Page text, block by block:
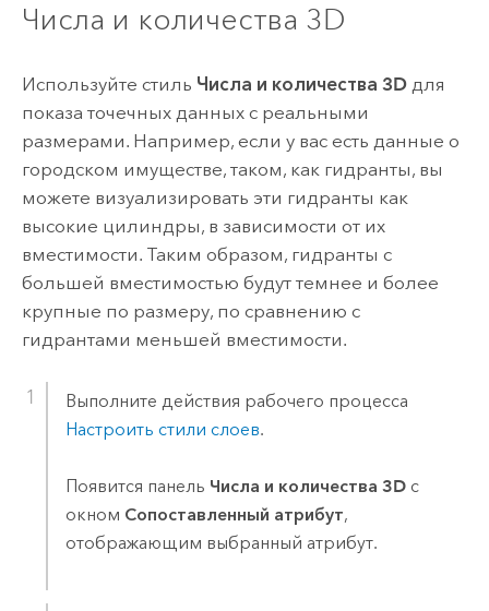
Числа и количества 3D
Используйте стиль Числа и количества 3Dдля
показа точечных данных с реальными
размерами. Например, если у вас есть данные о
городском имуществе, таком, как гидранты, вы
можете визуализировать эти гидранты как
высокие цилиндры, в зависимости от их
вместимости. Таким образом, гидранты с
большей вместимостью будут темнее и более
крупные по размеру, по сравнению с
гидрантами меньшей вместимости.
Выполните действия рабочего процесса
Настроить стили слоев.
Появится панель Числа и количества 3Dс
окном Сопоставленный атрибут,
отображающим выбранный атрибут.